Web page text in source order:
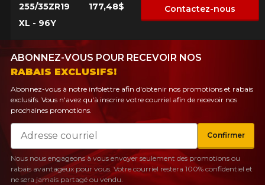
255/35ZR19
XL - 96Y
177,48$ Contactez-nous
ABONNEZ-VOUS POUR RECEVOIR NOS
RABAIS EXCLUSIFS!
Abonnez-vous à notre infolettre afin d'obtenir nos promotions et rabais
exclusifs. Vous n'avez qu'à inscrire votre courriel afin de recevoir nos
prochaines promotions.
Courriel
Confirmer
Nous nous engageons à vous envoyer seulement des promotions ou
rabais avantageux pour vous. Votre courriel restera 100% confidentiel et
ne sera jamais partagé ou vendu.